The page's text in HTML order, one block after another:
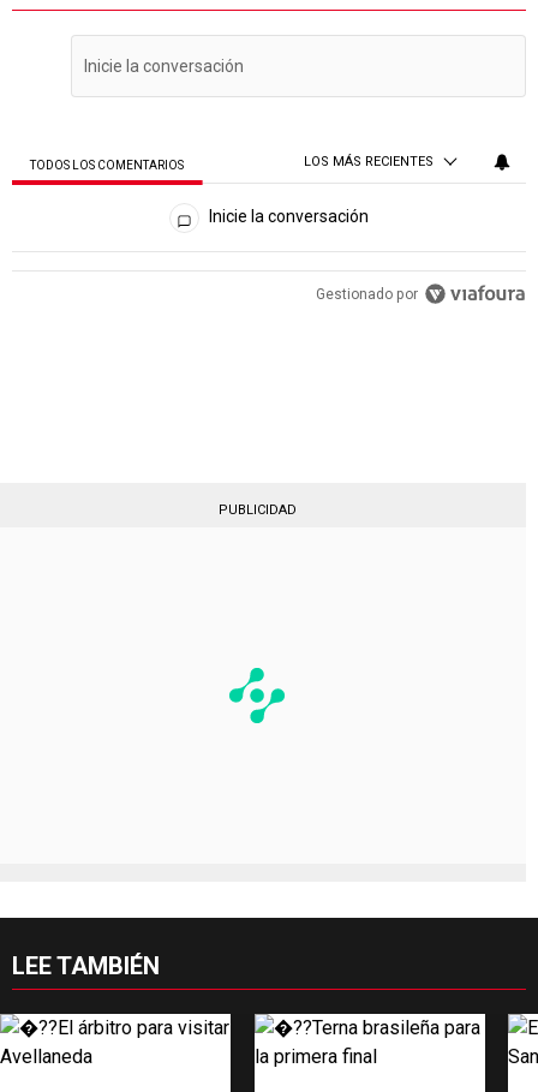
TODOS LOS COMENTARIOS LOS MÁS RECIENTES
Todos los comentarios
Inicie la conversación
Gestionado por
PUBLICIDAD
LEE TAMBIÉN